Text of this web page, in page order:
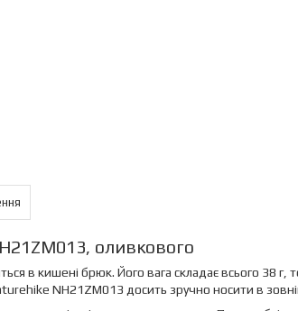
оливкового
в кишені брюк. Його вага складає всього 38
NH21ZM013 досить зручно носити в